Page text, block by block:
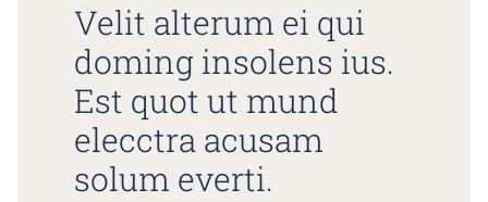
Velit alterum ei qui
doming insolens ius.
Est quot ut mund
elecctra acusam
solum everti.